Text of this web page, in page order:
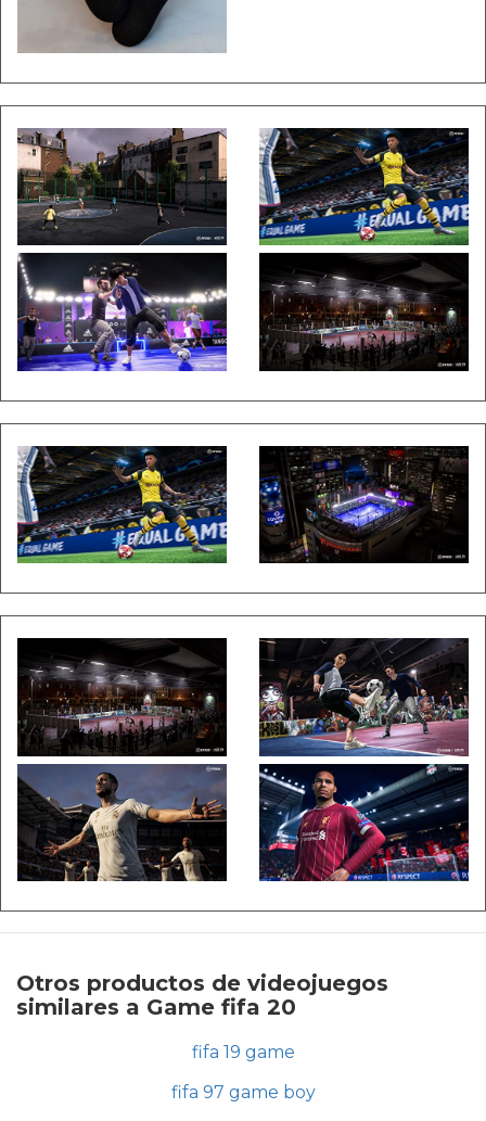
Otros productos de videojuegos
similares a Game fifa 20
fifa 19 game
fifa 97 game boy